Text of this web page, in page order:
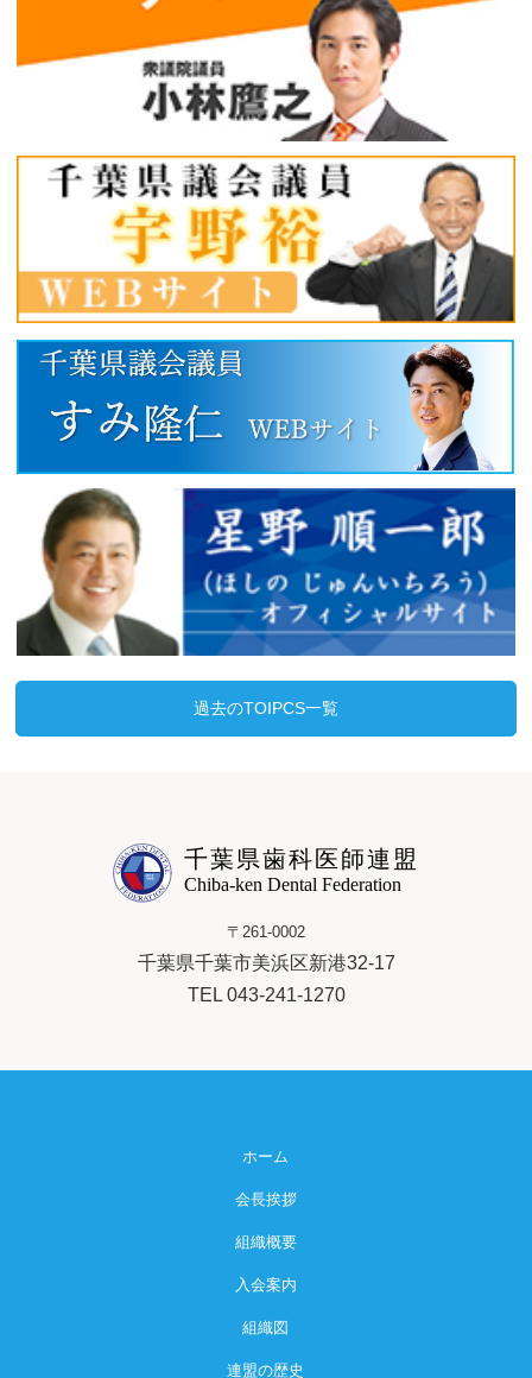
過去のTOIPCS一覧
千葉県歯科医師連盟
Chiba-ken Dental Federation
〒261-0002
千葉県千葉市美浜区新港32-17
TEL 043-241-1270
ホーム
会長挨拶
組織概要
入会案内
組織図
連盟の歴史